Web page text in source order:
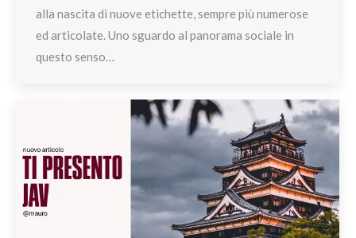
alla nascita di nuove etichette, sempre più numerose
ed articolate. Uno sguardo al panorama sociale in
questo senso…